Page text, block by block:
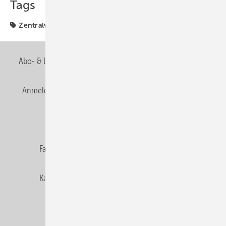
Tags
Zentralverband
Abo- & Leserservice
Anmelden
Fachbeiträge
Karriere bei Gentner